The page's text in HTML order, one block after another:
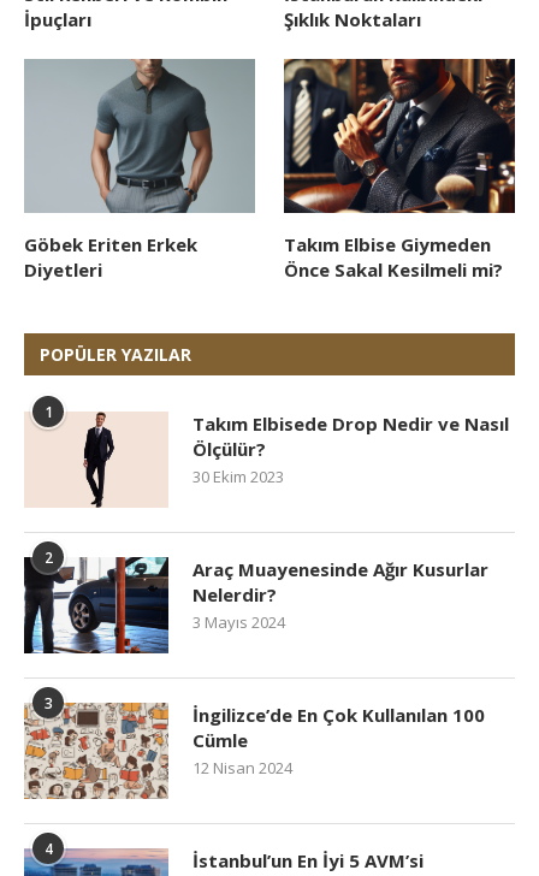
İpuçları
Şıklık Noktaları
Göbek Eriten Erkek
Diyetleri
Takım Elbise Giymeden
Önce Sakal Kesilmeli mi?
POPÜLER YAZILAR
1
Takım Elbisede Drop Nedir ve Nasıl
Ölçülür?
30 Ekim 2023
2
Araç Muayenesinde Ağır Kusurlar
Nelerdir?
3 Mayıs 2024
3
İngilizce’de En Çok Kullanılan 100
Cümle
12 Nisan 2024
4 İstanbul’un En İyi 5 AVM’si